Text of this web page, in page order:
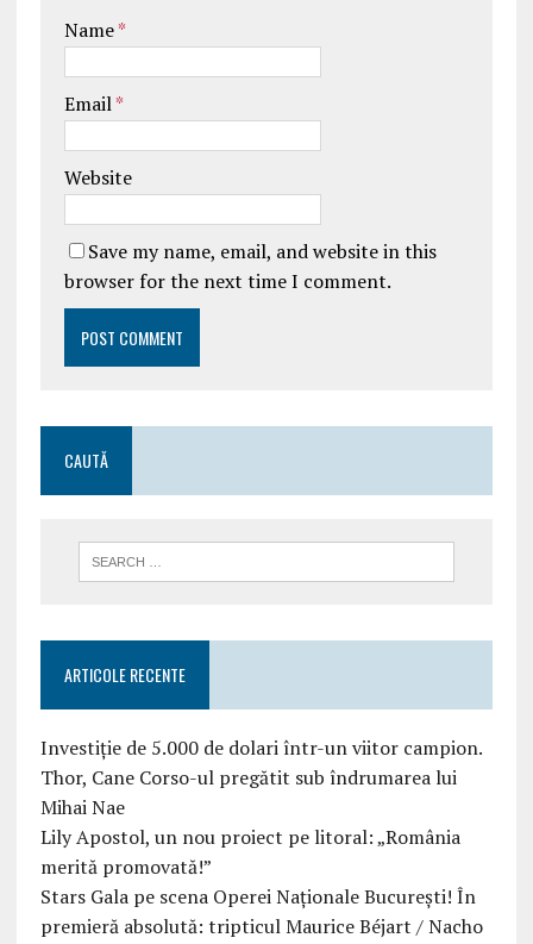
Name*
Email*
Website
Save my name, email, and website in this
browser for the next time I comment.
CAUTĂ
ARTICOLE RECENTE
Investiție de 5.000 de dolari într-un viitor campion.
Thor, Cane Corso-ul pregătit sub îndrumarea lui
Mihai Nae
Lily Apostol, un nou proiect pe litoral: „România
merită promovată!”
Stars Gala pe scena Operei Naționale București! În
premieră absolută: tripticul Maurice Béjart / Nacho